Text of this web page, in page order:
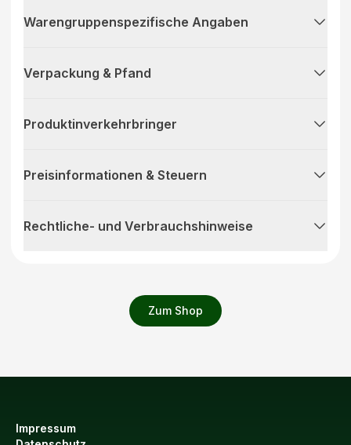
Zum Shop
Warengruppenspezifische Angaben
Verpackung & Pfand
Produktinverkehrbringer
Preisinformationen & Steuern
Rechtliche- und Verbrauchshinweise
Impressum